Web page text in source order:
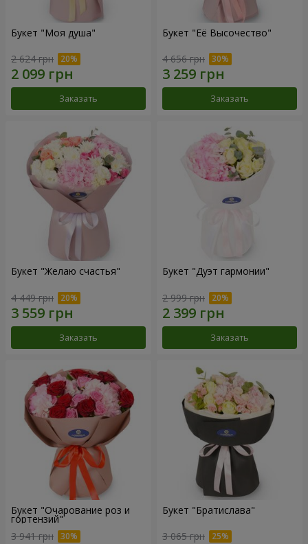
Букет "Моя душа"
2 624 грн
Заказать
Букет "Её Высочество"
4 656 грн
Заказать
Букет "Желаю счастья"
4 449 грн
Заказать
Букет "Дуэт гармонии"
2 999 грн
Заказать
Букет "Очарование роз и
гортензий"
3 941 грн
Букет "Братислава"
3 065 грн